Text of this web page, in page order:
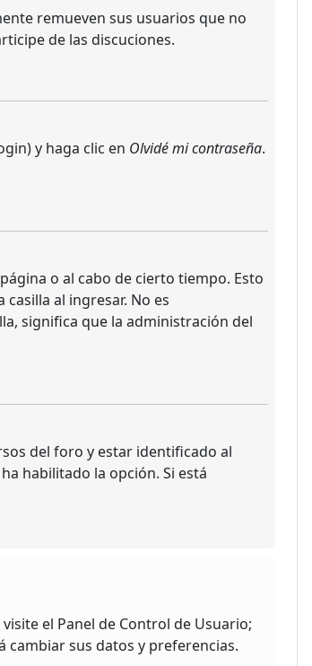
remueven sus usuarios que no
de las discuciones.
y haga clic en Olvidé mi contraseña.
o al cabo de cierto tiempo. Esto
al ingresar. No es
significa que la administración del
del foro y estar identificado al
habilitado la opción. Si está
el Panel de Control de Usuario;
cambiar sus datos y preferencias.